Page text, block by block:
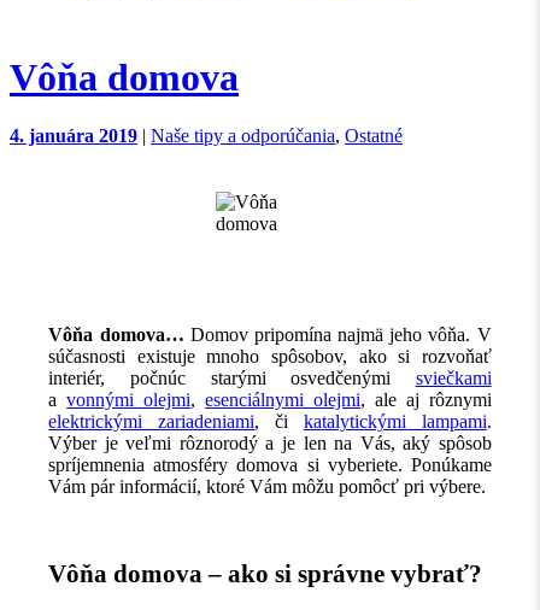
Vôňa domova
4. januára 2019 | Naše tipy a odporúčania, Ostatné
Vôňa domova… Domov pripomína najmä jeho vôňa. V
súčasnosti existuje mnoho spôsobov, ako si rozvoňať
interiér, počnúc starými osvedčenými sviečkami
avonnými olejmi,esenciálnymi olejmi, ale aj rôznymi
elektrickými zariadeniami, či katalytickými lampami.
Výber je veľmi rôznorodý a je len na Vás, aký spôsob
spríjemnenia atmosféry domova si vyberiete. Ponúkame
Vám pár informácií, ktoré Vám môžu pomôcť pri výbere.
Vôňa domova – ako si správne vybrať?